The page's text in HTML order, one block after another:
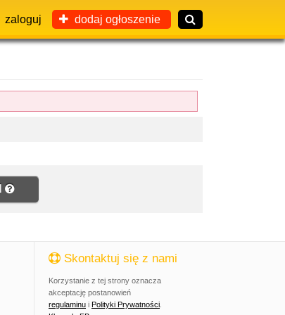
zaloguj dodaj ogłoszenie
Skontaktuj się z nami
Korzystanie z tej strony oznacza
akceptację postanowień
regulaminu i Polityki Prywatności